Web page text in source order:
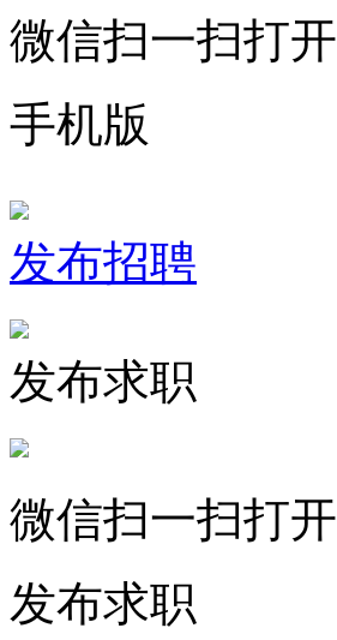
微信扫一扫打开
手机版
发布招聘
发布求职
微信扫一扫打开
发布求职